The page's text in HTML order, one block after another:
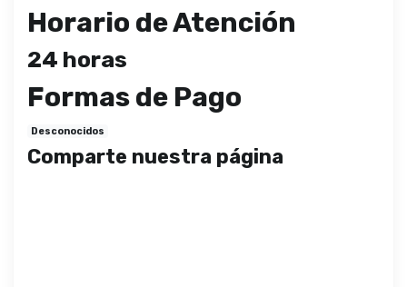
Horario de Atención
24 horas
Formas de Pago
Desconocidos
Comparte nuestra página